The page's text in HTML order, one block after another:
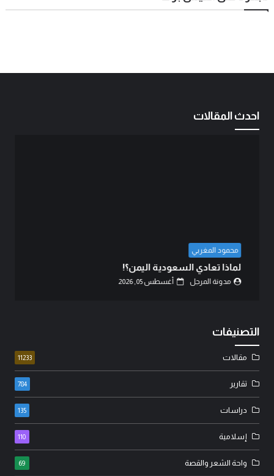
احدث المقالات
محمود المغربي
لماذا تعادي السعودية اليمن؟!
مدونة المرجل أغسطس 05, 2026
التصنيفات
مقالات 11233
تقارير 784
دراسات 135
إسلامية 110
واحة الشعر والقصة 69